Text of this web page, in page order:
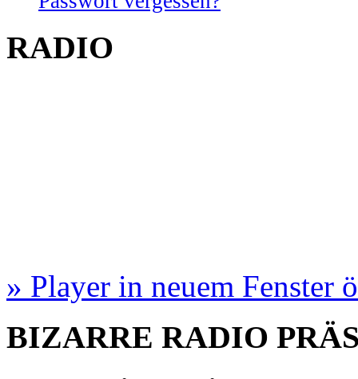
RADIO
» Player in neuem Fenster
BIZARRE RADIO